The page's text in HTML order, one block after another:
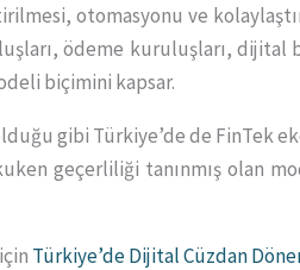
otomasyonu ve
ödeme kuruluşları,
biçimini kapsar.
gibi Türkiye’de de FinTek
geçerliliği tanınmış olan
Türkiye’de Dijital Cüzdan